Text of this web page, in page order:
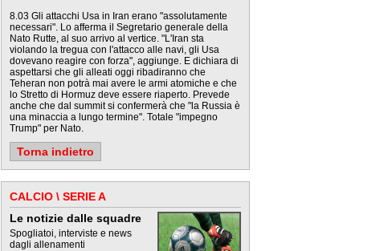
8.03 Gli attacchi Usa in Iran erano "assolutamente
necessari". Lo afferma il Segretario generale della
Nato Rutte, al suo arrivo al vertice. "L'Iran sta
violando la tregua con l'attacco alle navi, gli Usa
dovevano reagire con forza", aggiunge. E dichiara di
aspettarsi che gli alleati oggi ribadiranno che
Teheran non potrà mai avere le armi atomiche e che
lo Stretto di Hormuz deve essere riaperto. Prevede
anche che dal summit si confermerà che "la Russia è
una minaccia a lungo termine". Totale "impegno
Trump" per Nato.
Torna indietro
CALCIO \ SERIE A
Le notizie dalle squadre
Spogliatoi, interviste e news
dagli allenamenti